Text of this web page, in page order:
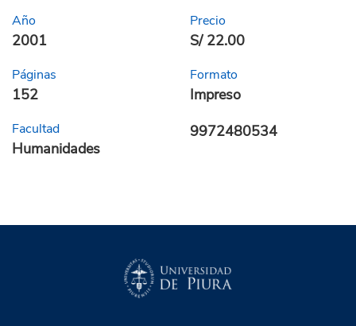
Año
2001
Precio
S/ 22.00
Páginas
152
Formato
Impreso
Facultad
Humanidades
9972480534